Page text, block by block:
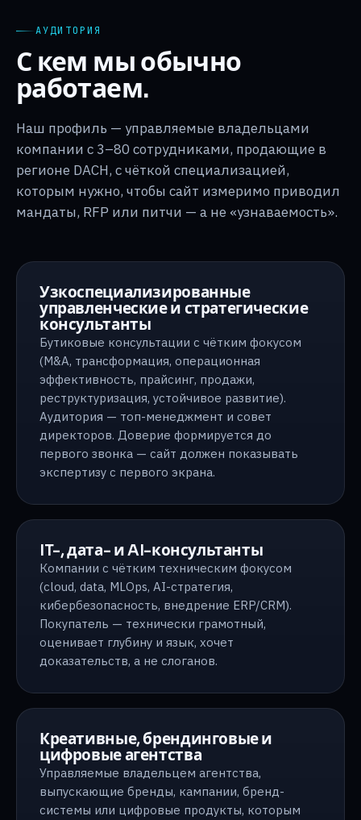
АУДИТОРИЯ
С кем мы обычно
работаем.
Наш профиль — управляемые владельцами
компании с 3–80 сотрудниками, продающие в
регионе DACH, с чёткой специализацией,
которым нужно, чтобы сайт измеримо приводил
мандаты, RFP или питчи — а не «узнаваемость».
Узкоспециализированные
управленческие и стратегические
консультанты
Бутиковые консультации с чётким фокусом
(M&A, трансформация, операционная
эффективность, прайсинг, продажи,
реструктуризация, устойчивое развитие).
Аудитория — топ-менеджмент и совет
директоров. Доверие формируется до
первого звонка — сайт должен показывать
экспертизу с первого экрана.
IT-, дата- и AI-консультанты
Компании с чётким техническим фокусом
(cloud, data, MLOps, AI-стратегия,
кибербезопасность, внедрение ERP/CRM).
Покупатель — технически грамотный,
оценивает глубину и язык, хочет
доказательств, а не слоганов.
Креативные, брендинговые и
цифровые агентства
Управляемые владельцем агентства,
выпускающие бренды, кампании, бренд-
системы или цифровые продукты, которым